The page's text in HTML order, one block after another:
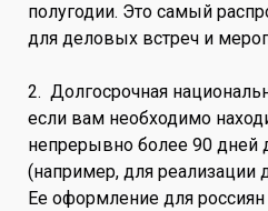
полугодии. Это самый
для деловых встреч и
2. Долгосрочная
если вам необходимо
непрерывно более 90 дней
(например, для реализации
Ее оформление для